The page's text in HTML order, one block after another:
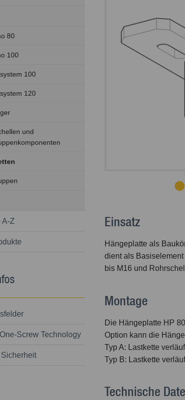
80
100
100
120
und
A-Z
Screw Technology
Einsatz
Hängeplatte als
dient als
bis M16 und
Montage
Die Hängeplatte HP
Option kann die
Typ A: Lastkette
Typ B: Lastkette
Technische